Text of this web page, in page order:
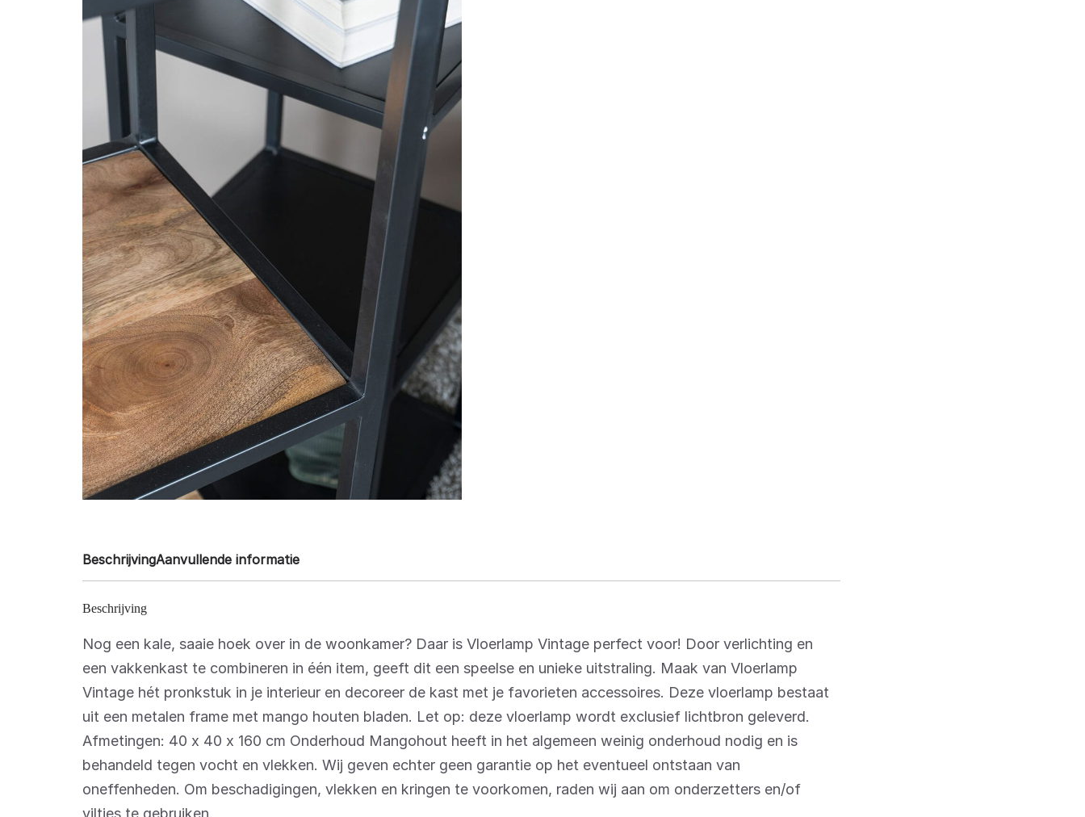
BeschrijvingAanvullende informatie
Beschrijving
Nog een kale, saaie hoek over in de woonkamer? Daar is Vloerlamp Vintage perfect voor! Door verlichting en
een vakkenkast te combineren in één item, geeft dit een speelse en unieke uitstraling. Maak van Vloerlamp
Vintage hét pronkstuk in je interieur en decoreer de kast met je favorieten accessoires. Deze vloerlamp bestaat
uit een metalen frame met mango houten bladen. Let op: deze vloerlamp wordt exclusief lichtbron geleverd.
Afmetingen: 40 x 40 x 160 cm Onderhoud Mangohout heeft in het algemeen weinig onderhoud nodig en is
behandeld tegen vocht en vlekken. Wij geven echter geen garantie op het eventueel ontstaan van
oneffenheden. Om beschadigingen, vlekken en kringen te voorkomen, raden wij aan om onderzetters en/of